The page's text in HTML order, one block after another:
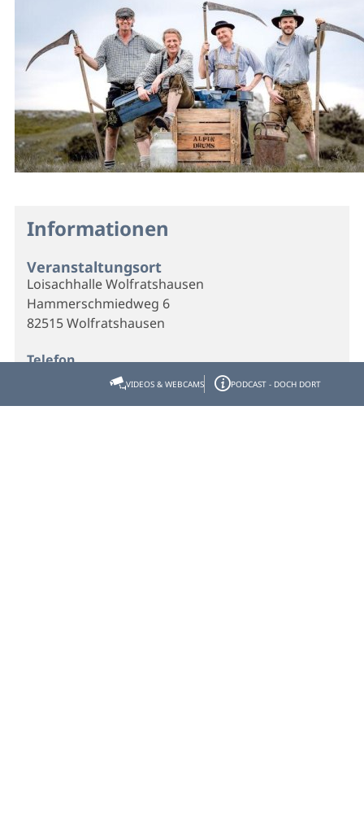
Informationen
Veranstaltungsort
Loisachhalle Wolfratshausen
Hammerschmiedweg 6
82515 Wolfratshausen
Telefon
08171-38625820 VIDEOS & WEBCAMS PODCAST - DOCH DORT